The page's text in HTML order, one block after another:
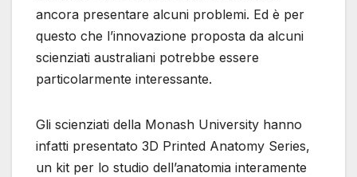
ancora presentare alcuni problemi. Ed è per
questo che l’innovazione proposta da alcuni
scienziati australiani potrebbe essere
particolarmente interessante.
Gli scienziati della Monash University hanno
infatti presentato 3D Printed Anatomy Series,
un kit per lo studio dell’anatomia interamente